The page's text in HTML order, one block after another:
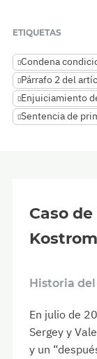
ETIQUETAS
Condena
Párrafo 2 del
Enjuiciamiento
Sentencia de
Caso
Historia del
En julio de
Sergey y
y un